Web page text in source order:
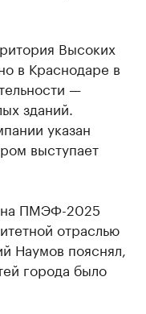
Высоких
в Краснодаре в
—
зданий.
указан
выступает
на ПМЭФ-2025
отраслью
Наумов пояснял,
города было